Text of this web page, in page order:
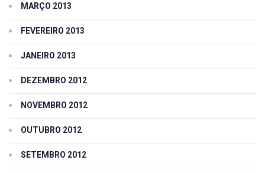
MARÇO 2013
FEVEREIRO 2013
JANEIRO 2013
DEZEMBRO 2012
NOVEMBRO 2012
OUTUBRO 2012
SETEMBRO 2012